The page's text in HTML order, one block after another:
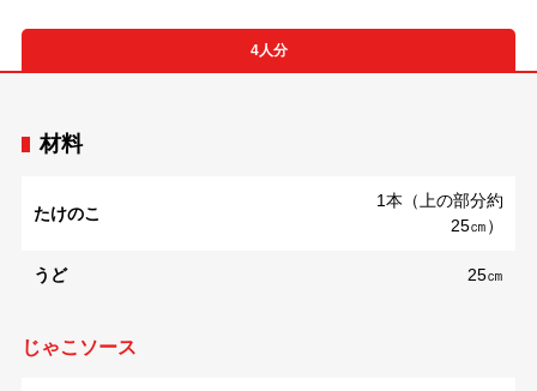
4人分
材料
たけのこ
1本（上の部分約
25㎝）
うど 25㎝
じゃこソース